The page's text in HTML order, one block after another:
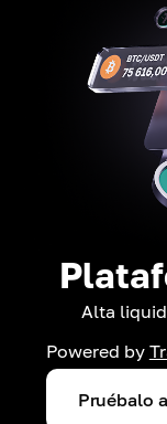
Alta
Powered by
Pruébalo